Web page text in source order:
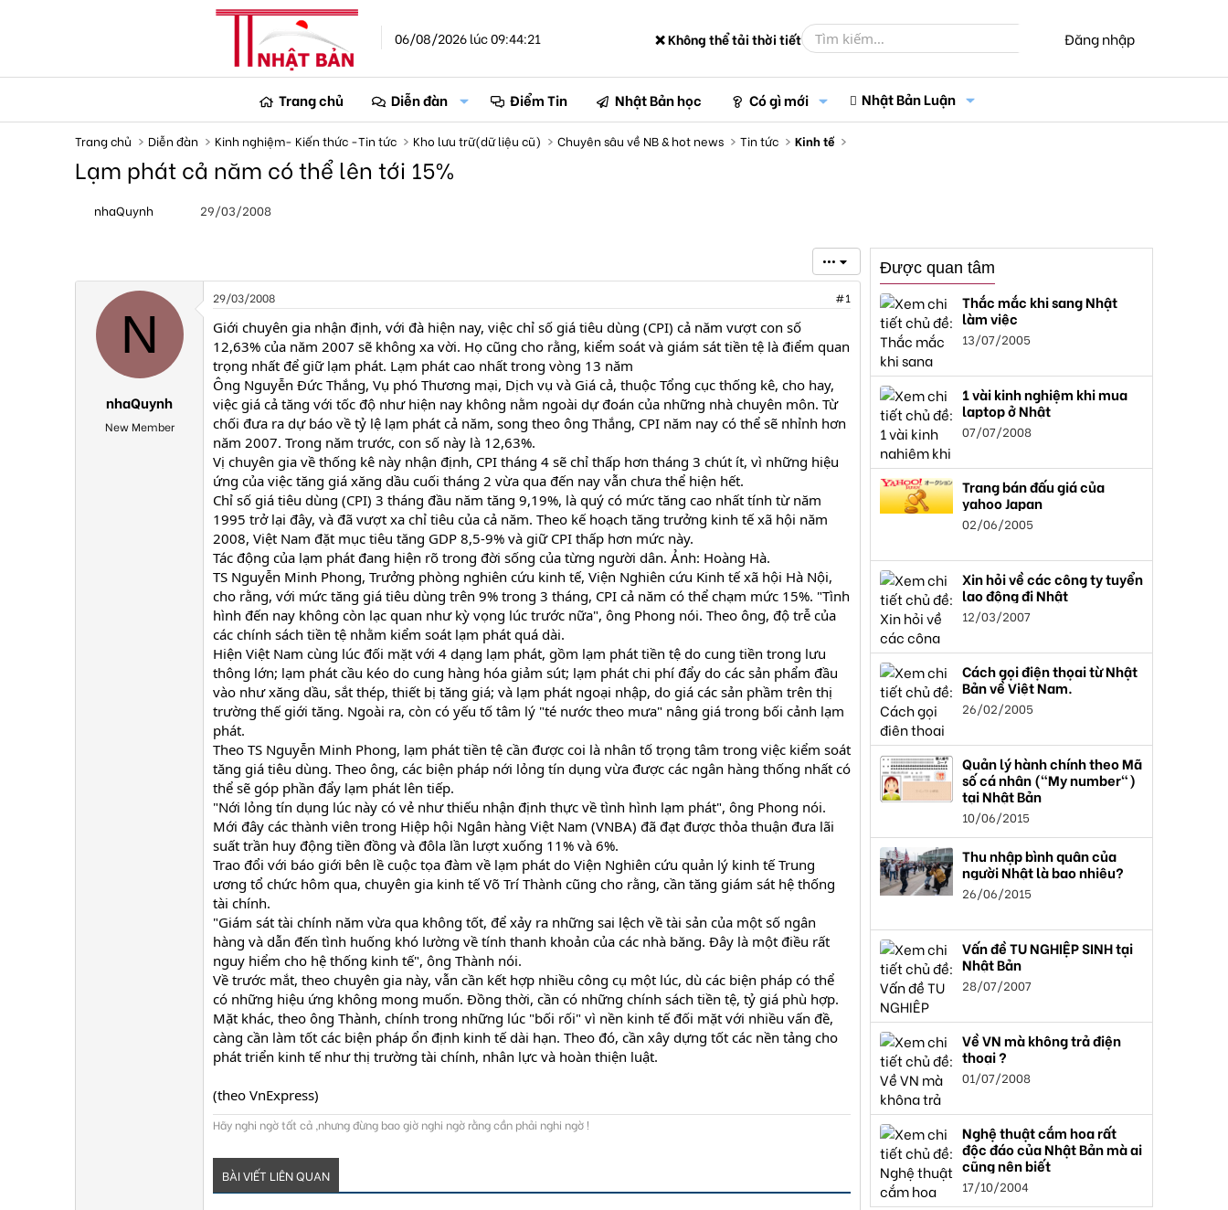
06/08/2026 lúc 09:44:21 ❌ Không thể tải thời tiết Đăng nhập
Trang chủ Diễn đàn Điểm Tin Nhật Bản học Có gì mới Nhật Bản Luận
Trang chủ Diễn đàn Kinh nghiệm- Kiến thức -Tin tức Kho lưu trữ(dữ liệu cũ) Chuyên sâu về NB & hot news Tin tức Kinh tế
Lạm phát cả năm có thể lên tới 15%
h
d
nhaQuynh
ử
29/03/2008
•••
N
nhaQuynh
New Member
29/03/2008 #1
Giới chuyên gia nhận định, với đà hiện nay, việc chỉ số giá tiêu dùng (CPI) cả năm vượt con số
12,63% của năm 2007 sẽ không xa vời. Họ cũng cho rằng, kiểm soát và giám sát tiền tệ là điểm quan
trọng nhất để giữ lạm phát. Lạm phát cao nhất trong vòng 13 năm
Ông Nguyễn Đức Thắng, Vụ phó Thương mại, Dịch vụ và Giá cả, thuộc Tổng cục thống kê, cho hay,
việc giá cả tăng với tốc độ như hiện nay không nằm ngoài dự đoán của những nhà chuyên môn. Từ
chối đưa ra dự báo về tỷ lệ lạm phát cả năm, song theo ông Thắng, CPI năm nay có thể sẽ nhỉnh hơn
năm 2007. Trong năm trước, con số này là 12,63%.
Vị chuyên gia về thống kê này nhận định, CPI tháng 4 sẽ chỉ thấp hơn tháng 3 chút ít, vì những hiệu
ứng của việc tăng giá xăng dầu cuối tháng 2 vừa qua đến nay vẫn chưa thể hiện hết.
Chỉ số giá tiêu dùng (CPI) 3 tháng đầu năm tăng 9,19%, là quý có mức tăng cao nhất tính từ năm
1995 trở lại đây, và đã vượt xa chỉ tiêu của cả năm. Theo kế hoạch tăng trưởng kinh tế xã hội năm
2008, Việt Nam đặt mục tiêu tăng GDP 8,5-9% và giữ CPI thấp hơn mức này.
Tác động của lạm phát đang hiện rõ trong đời sống của từng người dân. Ảnh: Hoàng Hà.
TS Nguyễn Minh Phong, Trưởng phòng nghiên cứu kinh tế, Viện Nghiên cứu Kinh tế xã hội Hà Nội,
cho rằng, với mức tăng giá tiêu dùng trên 9% trong 3 tháng, CPI cả năm có thể chạm mức 15%. "Tình
hình đến nay không còn lạc quan như kỳ vọng lúc trước nữa", ông Phong nói. Theo ông, độ trễ của
các chính sách tiền tệ nhằm kiểm soát lạm phát quá dài.
Hiện Việt Nam cùng lúc đối mặt với 4 dạng lạm phát, gồm lạm phát tiền tệ do cung tiền trong lưu
thông lớn; lạm phát cầu kéo do cung hàng hóa giảm sút; lạm phát chi phí đẩy do các sản phẩm đầu
vào như xăng dầu, sắt thép, thiết bị tăng giá; và lạm phát ngoại nhập, do giá các sản phầm trên thị
trường thế giới tăng. Ngoài ra, còn có yếu tố tâm lý "té nước theo mưa" nâng giá trong bối cảnh lạm
phát.
Theo TS Nguyễn Minh Phong, lạm phát tiền tệ cần được coi là nhân tố trọng tâm trong việc kiểm soát
tăng giá tiêu dùng. Theo ông, các biện pháp nới lỏng tín dụng vừa được các ngân hàng thống nhất có
thể sẽ góp phần đẩy lạm phát lên tiếp.
"Nới lỏng tín dụng lúc này có vẻ như thiếu nhận định thực về tình hình lạm phát", ông Phong nói.
Mới đây các thành viên trong Hiệp hội Ngân hàng Việt Nam (VNBA) đã đạt được thỏa thuận đưa lãi
suất trần huy động tiền đồng và đôla lần lượt xuống 11% và 6%.
Trao đổi với báo giới bên lề cuộc tọa đàm về lạm phát do Viện Nghiên cứu quản lý kinh tế Trung
ương tổ chức hôm qua, chuyên gia kinh tế Võ Trí Thành cũng cho rằng, cần tăng giám sát hệ thống
tài chính.
"Giám sát tài chính năm vừa qua không tốt, để xảy ra những sai lệch về tài sản của một số ngân
hàng và dẫn đến tình huống khó lường về tính thanh khoản của các nhà băng. Đây là một điều rất
nguy hiểm cho hệ thống kinh tế", ông Thành nói.
Về trước mắt, theo chuyên gia này, vẫn cần kết hợp nhiều công cụ một lúc, dù các biện pháp có thể
có những hiệu ứng không mong muốn. Đồng thời, cần có những chính sách tiền tệ, tỷ giá phù hợp.
Mặt khác, theo ông Thành, chính trong những lúc "bối rối" vì nền kinh tế đối mặt với nhiều vấn đề,
càng cần làm tốt các biện pháp ổn định kinh tế dài hạn. Theo đó, cần xây dựng tốt các nền tảng cho
phát triển kinh tế như thị trường tài chính, nhân lực và hoàn thiện luật.
(theo VnExpress)
Hãy nghi ngờ tất cả ,nhưng đừng bao giờ nghi ngờ rằng cần phải nghi ngờ !
BÀI VIẾT LIÊN QUAN
Được quan tâm
Thắc mắc khi sang Nhật
làm việc
13/07/2005
1 vài kinh nghiệm khi mua
laptop ở Nhật
07/07/2008
Trang bán đấu giá của
yahoo Japan
02/06/2005
Xin hỏi về các công ty tuyển
lao động đi Nhật
12/03/2007
Cách gọi điện thọai từ Nhật
Bản về Việt Nam.
26/02/2005
Quản lý hành chính theo Mã
số cá nhân ("My number")
tại Nhật Bản
10/06/2015
Thu nhập bình quân của
người Nhật là bao nhiêu?
26/06/2015
Vấn đề TU NGHIỆP SINH tại
Nhật Bản
28/07/2007
Về VN mà không trả điện
thoại ?
01/07/2008
Nghệ thuật cắm hoa rất
độc đáo của Nhật Bản mà ai
cũng nên biết
17/10/2004